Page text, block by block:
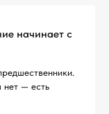
начинает с
нет — есть